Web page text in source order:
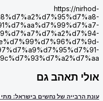
https://nirhod-
אולי תאהב גם
עונת הרבייה של נחשים בישראל: